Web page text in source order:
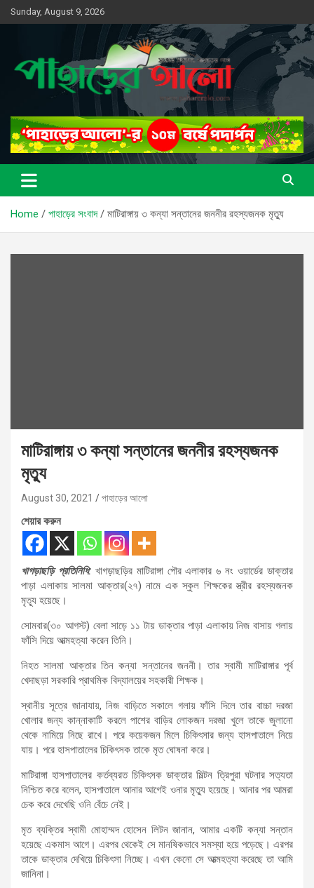
Skip
to
Sunday, August 9, 2026
পাহাড়ের আলো
সত্যের সন্ধানে, পাহাড়ের পথে
Home পাহাড়ের সংবাদ মাটিরাঙ্গায় ৩ কন্যা সন্তানের জননীর রহস্যজনক মৃত্যু
মাটিরাঙ্গায় ৩ কন্যা সন্তানের জননীর রহস্যজনক
মৃত্যু
August 30, 2021 পাহাড়ের আলো
শেয়ার করুন
খাগড়াছড়ি প্রতিনিধি: খাগড়াছড়ির মাটিরাঙ্গা পৌর এলাকার ৬ নং ওয়ার্ডের ডাক্তার
পাড়া এলাকায় সালমা আক্তার(২৭) নামে এক স্কুল শিক্ষকের স্ত্রীর রহস্যজনক
মৃত্যূ হয়েছে।
সোমবার(৩০ আগস্ট) বেলা সাড়ে ১১ টায় ডাক্তার পাড়া এলাকায় নিজ বাসায় গলায়
ফাঁসি দিয়ে আত্মহত্যা করেন তিনি।
নিহত সালমা আক্তার তিন কন্যা সন্তানের জননী। তার স্বামী মাটিরাঙ্গার পূর্ব
খেদাছড়া সরকারি প্রাথমিক বিদ্যালয়ের সহকারী শিক্ষক।
স্থানীয় সূত্রে জানাযায়, নিজ বাড়িতে সকালে গলায় ফাঁসি দিলে তার বাচ্চা দরজা
খোলার জন্য কান্নাকাটি করলে পাশের বাড়ির লোকজন দরজা খুলে তাকে জুলানো
থেকে নামিয়ে নিছে রাখে। পরে কয়েকজন মিলে চিকিৎসার জন্য হাসপাতালে নিয়ে
যায়। পরে হাসপাতালের চিকিৎসক তাকে মৃত ঘোষনা করে।
মাটিরাঙ্গা হাসপাতালের কর্তব্যরত চিকিৎসক ডাক্তার মিল্টন ত্রিপুরা ঘটনার সত্যতা
নিশ্চিত করে বলেন, হাসপাতালে আনার আগেই ওনার মৃত্যু হয়েছে। আনার পর আমরা
চেক করে দেখেছি ওনি বেঁচে নেই।
মৃত ব্যক্তির স্বামী মোহাম্মদ হোসেন লিটন জানান, আমার একটি কন্যা সন্তান
হয়েছে একমাস আগে। এরপর থেকেই সে মানষিকভাবে সমস্যা হয়ে পড়েছে। এরপর
তাকে ডাক্তার দেখিয়ে চিকিৎসা নিচ্ছে। এখন কেনো সে আত্মহত্যা করেছে তা আমি
জানিনা।